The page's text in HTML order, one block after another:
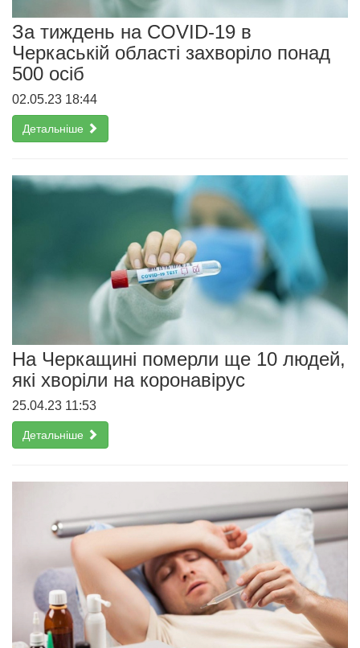
За тиждень на COVID-19 в
Черкаській області захворіло понад
500 осіб
02.05.23 18:44
Детальніше
На Черкащині померли ще 10 людей,
які хворіли на коронавірус
25.04.23 11:53
Детальніше